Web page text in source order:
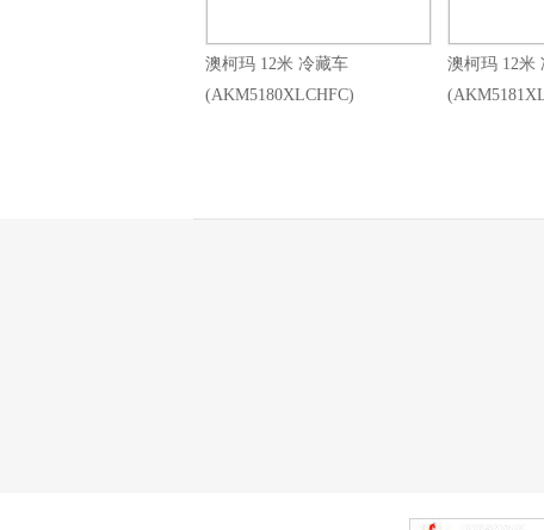
澳柯玛 12米 冷藏车
(AKM5180XLCHFC)
澳柯玛 12米